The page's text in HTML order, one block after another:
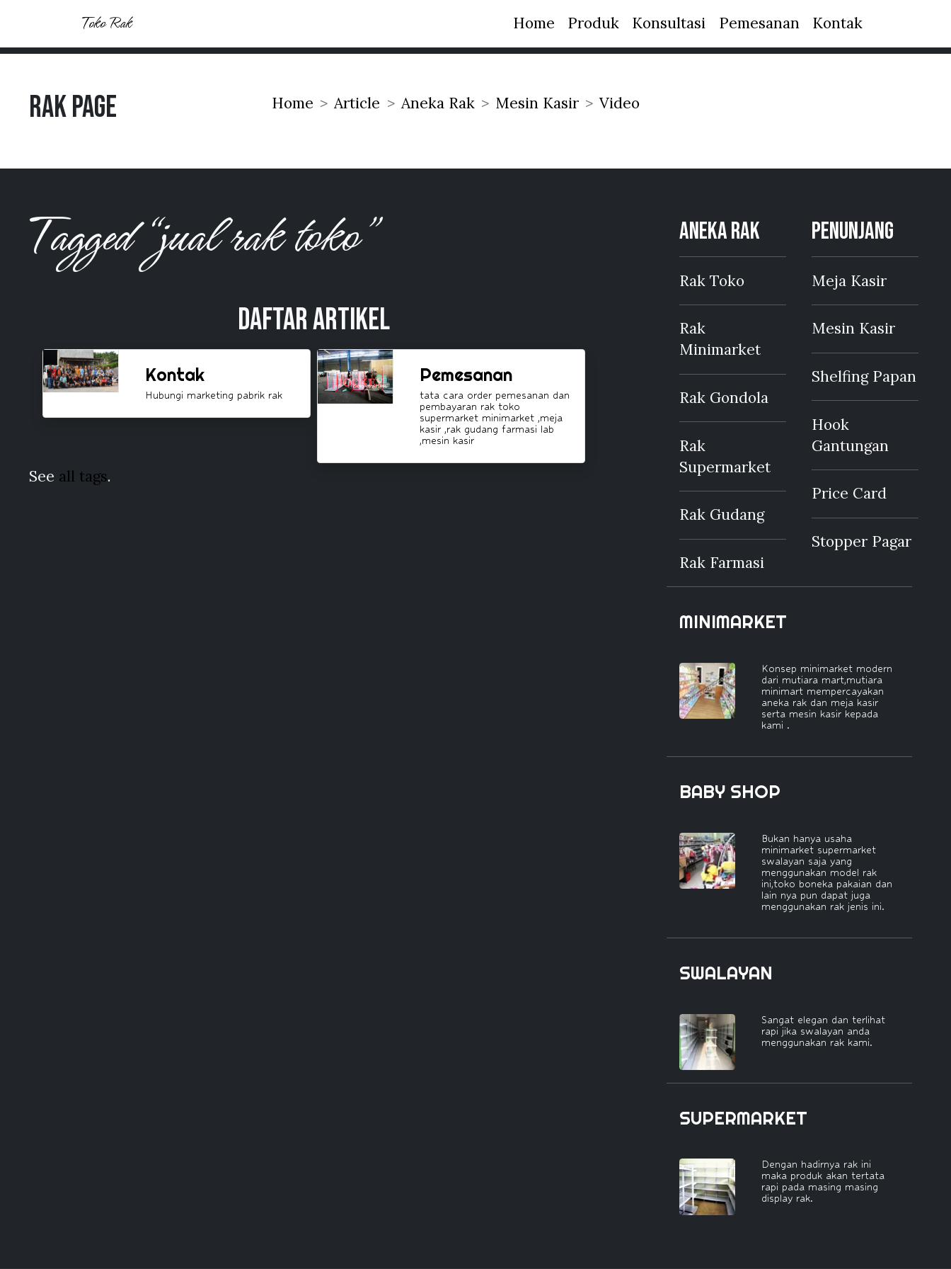
Toko Rak Home Produk Konsultasi Pemesanan Kontak
Rak Page Home Article Aneka Rak Mesin Kasir Video
Tagged “jual rak toko”
Daftar Artikel
Kontak
Hubungi marketing pabrik rak
Pemesanan
tata cara order pemesanan dan
pembayaran rak toko
supermarket minimarket ,meja
kasir ,rak gudang farmasi lab
,mesin kasir
See all tags.
ANEKA RAK
Rak Toko
Rak
Minimarket
Rak Gondola
Rak
Supermarket
Rak Gudang
Rak Farmasi
PENUNJANG
Meja Kasir
Mesin Kasir
Shelfing Papan
Hook
Gantungan
Price Card
Stopper Pagar
MINIMARKET
Konsep minimarket modern
dari mutiara mart,mutiara
minimart mempercayakan
aneka rak dan meja kasir
serta mesin kasir kepada
kami .
BABY SHOP
Bukan hanya usaha
minimarket supermarket
swalayan saja yang
menggunakan model rak
ini,toko boneka pakaian dan
lain nya pun dapat juga
menggunakan rak jenis ini.
SWALAYAN
Sangat elegan dan terlihat
rapi jika swalayan anda
menggunakan rak kami.
SUPERMARKET
Dengan hadirnya rak ini
maka produk akan tertata
rapi pada masing masing
display rak.